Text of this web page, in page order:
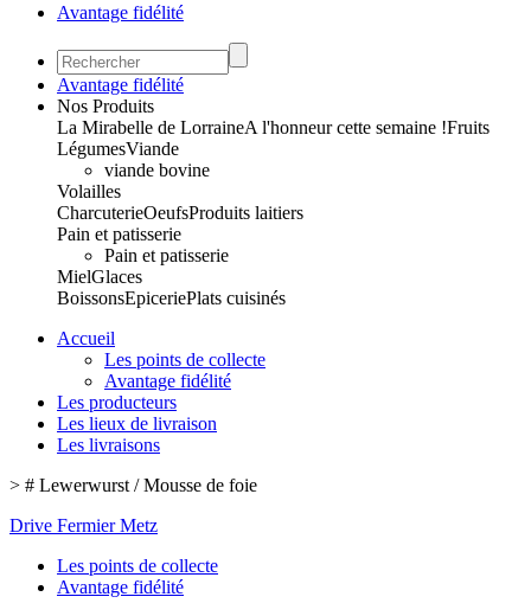
Avantage fidélité
Avantage fidélité
Nos Produits
La Mirabelle de LorraineA l'honneur cette semaine !Fruits
LégumesViande
viande bovine
Volailles
CharcuterieOeufsProduits laitiers
Pain et patisserie
Pain et patisserie
MielGlaces
BoissonsEpiceriePlats cuisinés
Accueil
Les points de collecte
Avantage fidélité
Les producteurs
Les lieux de livraison
Les livraisons
> # Lewerwurst / Mousse de foie
Drive Fermier Metz
Les points de collecte
Avantage fidélité